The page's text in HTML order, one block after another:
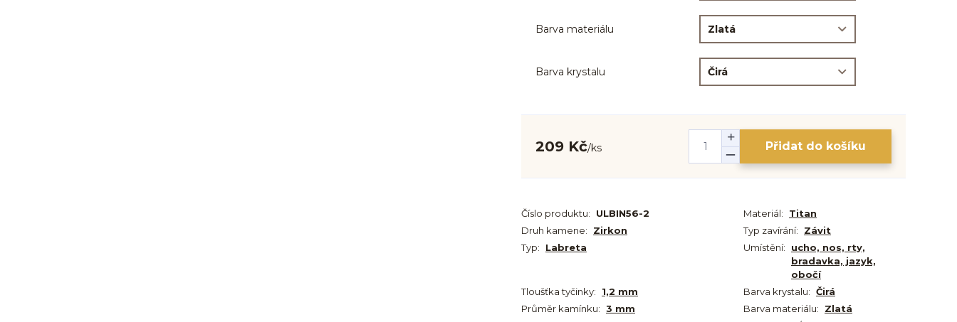
Barva materiálu
Barva krystalu
209 Kč/ks Přidat do košíku
Číslo produktu: ULBIN56-2 Materiál:
Titan
Druh kamene:
Zirkon Typ zavírání:
Závit
Typ:
Labreta Umístění:
ucho, nos, rty,
bradavka, jazyk,
obočí
Tloušťka tyčinky:
1,2 mm Barva krystalu: Čirá
Průměr kamínku: 3 mm Barva materiálu:
Zlatá